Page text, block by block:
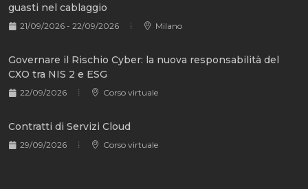
guasti nel cablaggio
21/09/2026 - 22/09/2026 Milano
Governare il Rischio Cyber: la nuova responsabilità del
CXO tra NIS 2 e ESG
22/09/2026 Corso virtuale
Contratti di Servizi Cloud
29/09/2026 Corso virtuale